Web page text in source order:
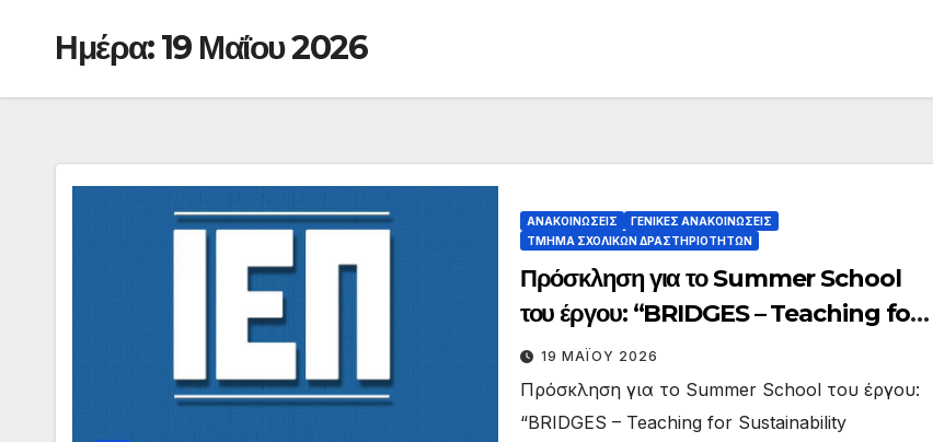
Ημέρα:19 Μαΐου 2026
ΑΝΑΚΟΙΝΏΣΕΙΣ
ΓΕΝΙΚΈΣ ΑΝΑΚΟΙΝΏΣΕΙΣ
ΤΜΉΜΑ ΣΧΟΛΙΚΏΝ ΔΡΑΣΤΗΡΙΟΤΉΤΩΝ
Πρόσκληση για το Summer School
του έργου: “BRIDGES – Teaching for
Sustainability Citizenship”
19 ΜΑΪ́ΟΥ 2026
Πρόσκληση για το Summer School του έργου:
“BRIDGES – Teaching for Sustainability